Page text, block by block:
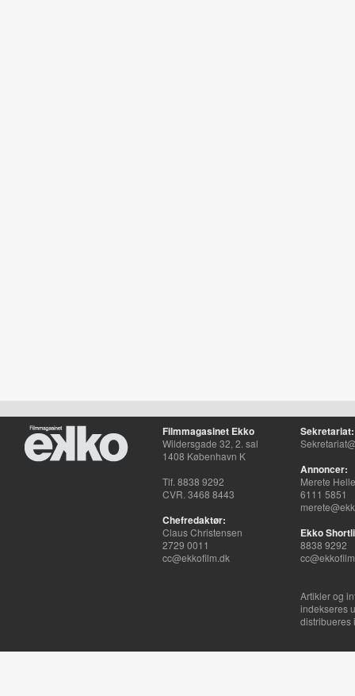
Filmmagasinet Ekko
Wildersgade 32, 2. sal
1408 København K
Tlf. 8838 9292
CVR. 3468 8443
Chefredaktør:
Claus Christensen
2729 0011
cc@ekkofilm.dk
Sekretariat:
Annoncer:
Merete
6111 5851
Ekko
8838 9292
Artikler og
indekseres
distribueres